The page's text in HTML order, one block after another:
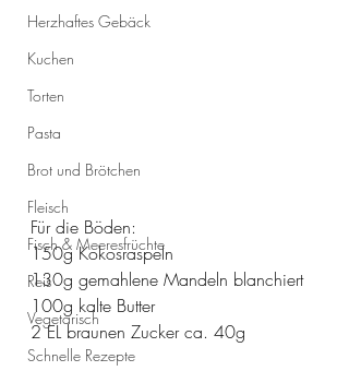
Herzhaftes Gebäck
Kuchen
Torten
Pasta
Brot und Brötchen
Fleisch
Fisch & Meeresfrüchte
Reis
Vegetarisch
Schnelle Rezepte
Für die Böden:
150g Kokosraspeln
130g gemahlene Mandeln blanchiert
100g kalte Butter
2 EL braunen Zucker ca. 40g